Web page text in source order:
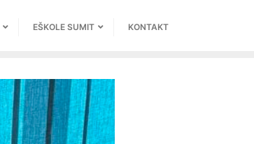
EŠKOLE SUMIT KONTAKT